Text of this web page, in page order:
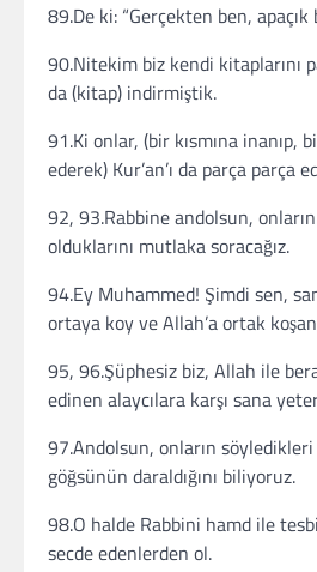
89.De ki: “Gerçekten ben, apaçık
90.Nitekim biz kendi kitaplarını
da (kitap) indirmiştik.
91.Ki onlar, (bir kısmına inanıp,
ederek) Kur’an’ı da parça parça
92, 93.Rabbine andolsun,
olduklarını mutlaka soracağız.
94.Ey Muhammed! Şimdi sen,
ortaya koy ve Allah’a ortak
95, 96.Şüphesiz biz, Allah ile
edinen alaycılara karşı sana
97.Andolsun, onların söyledikleri
göğsünün daraldığını biliyoruz.
98.O halde Rabbini hamd ile
secde edenlerden ol.